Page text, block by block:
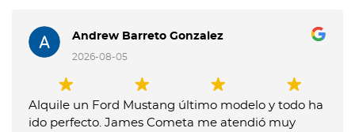
Andrew Barreto Gonzalez
2026-08-05
Alquile un Ford Mustang último modelo y todo ha
ido perfecto. James Cometa me atendió muy